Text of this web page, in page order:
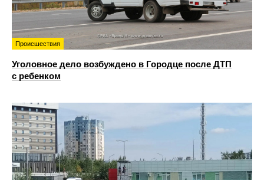
Происшествия
Уголовное дело возбуждено в Городце после ДТП
с ребенком